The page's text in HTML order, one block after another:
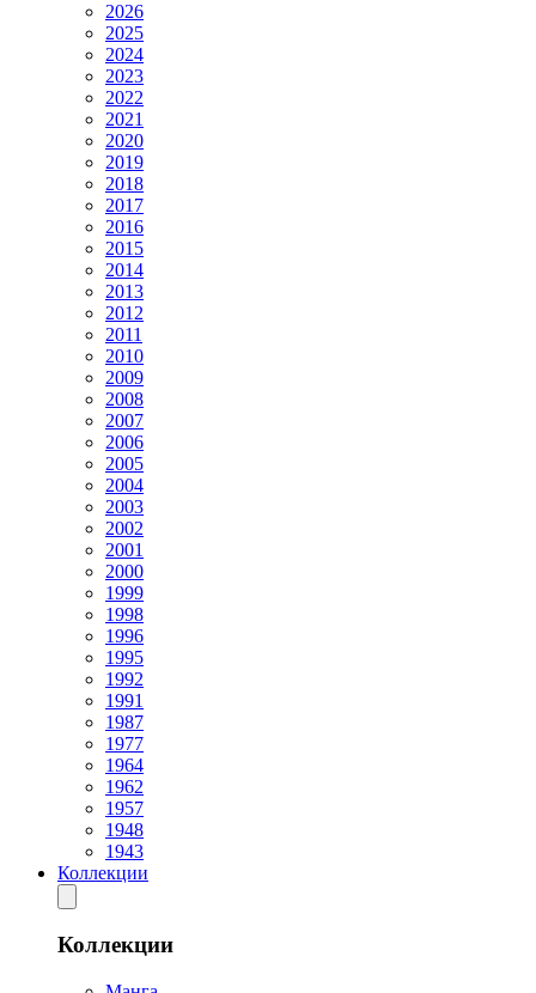
2026
2025
2024
2023
2022
2021
2020
2019
2018
2017
2016
2015
2014
2013
2012
2011
2010
2009
2008
2007
2006
2005
2004
2003
2002
2001
2000
1999
1998
1996
1995
1992
1991
1987
1977
1964
1962
1957
1948
1943
Коллекции
Коллекции